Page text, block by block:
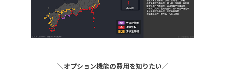
＼オプション機能の費用を知りたい／